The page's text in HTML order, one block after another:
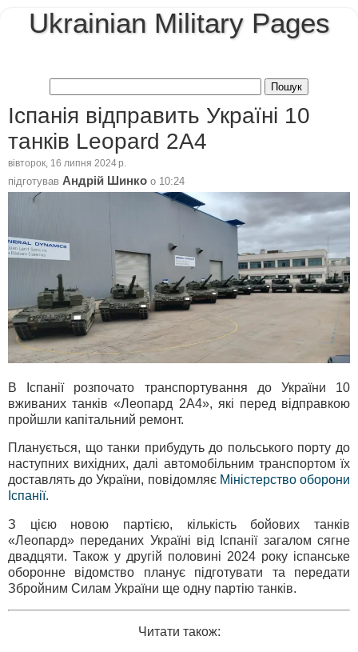
Ukrainian Military Pages
Іспанія відправить Україні 10
танків Leopard 2A4
вівторок, 16 липня 2024 р.
підготував Андрій Шинко о 10:24
В Іспанії розпочато транспортування до України 10
вживаних танків «Леопард 2A4», які перед відправкою
пройшли капітальний ремонт.
Планується, що танки прибудуть до польського порту до
наступних вихідних, далі автомобільним транспортом їх
доставлять до України, повідомляє Міністерство оборони
Іспанії.
З цією новою партією, кількість бойових танків
«Леопард» переданих Україні від Іспанії загалом сягне
двадцяти. Також у другій половині 2024 року іспанське
оборонне відомство планує підготувати та передати
Збройним Силам України ще одну партію танків.
Читати також: